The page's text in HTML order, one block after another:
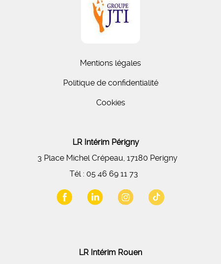
Mentions légales
Politique de confidentialité
Cookies
LR Intérim Périgny
3 Place Michel Crépeau, 17180 Perigny
Tél : 05 46 69 11 73
LR Intérim Rouen